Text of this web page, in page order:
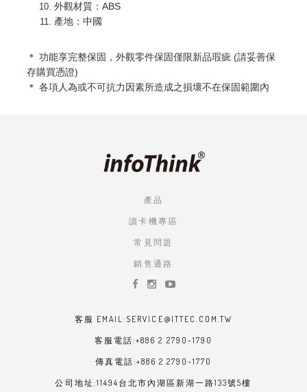
外觀材質：ABS
產地：中國
＊ 功能享完整保固，外觀零件保固僅限新品瑕疵 (請妥善保
存購買憑證)
＊ 各項人為或不可抗力因素所造成之損壞不在保固範圍內
產品
讀卡機專區
常見問題
銷售通路
客服 EMAIL:SERVICE@ITTEC.COM.TW
客服電話:+886 2 2790-1790
傳真電話:+886 2 2790-1770
公司地址:11494台北市內湖區新湖一路133號5樓